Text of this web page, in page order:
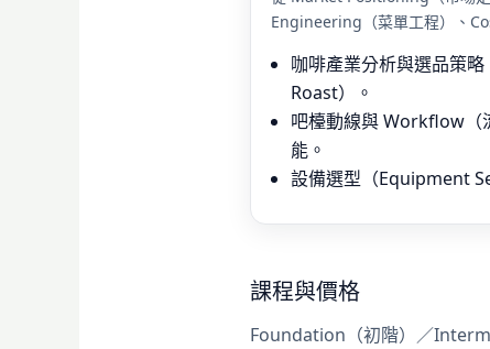
Engineering（菜單工程）、
咖啡產業分析與選品策
Roast）。
吧檯動線與 Workflow（
能。
設備選型（Equipment
課程與價格
Foundation（初階）／